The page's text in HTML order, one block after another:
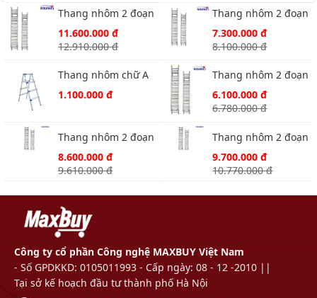
Thang nhôm 2 đoạn
NIKAWA NKT-A16
11.600.000 đ
12.910.000 đ
Thang nhôm 2 đoạn
NIKAWA NKT-A10
7.300.000 đ
8.100.000 đ
Thang nhôm chữ A
Nikawa NKD-03
1.100.000 đ
Thang nhôm 2 đoạn
NIKAWA NKT-A8
6.100.000 đ
6.780.000 đ
Thang nhôm 2 đoạn
Nikawa NKT-A12
8.600.000 đ
9.610.000 đ
Thang nhôm 2 đoạn
Nikawa NKT-A14
9.700.000 đ
10.770.000 đ
Công ty cổ phần Công nghệ MAXBUY Việt Nam
- Số GPDKKD: 0105011993 - Cấp ngày: 08 - 12 -2010 ||
Tại sở kế hoạch đầu tư thành phố Hà Nội